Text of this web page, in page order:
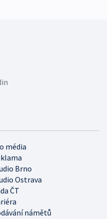
média
Brno
Ostrava
ČT
námětů